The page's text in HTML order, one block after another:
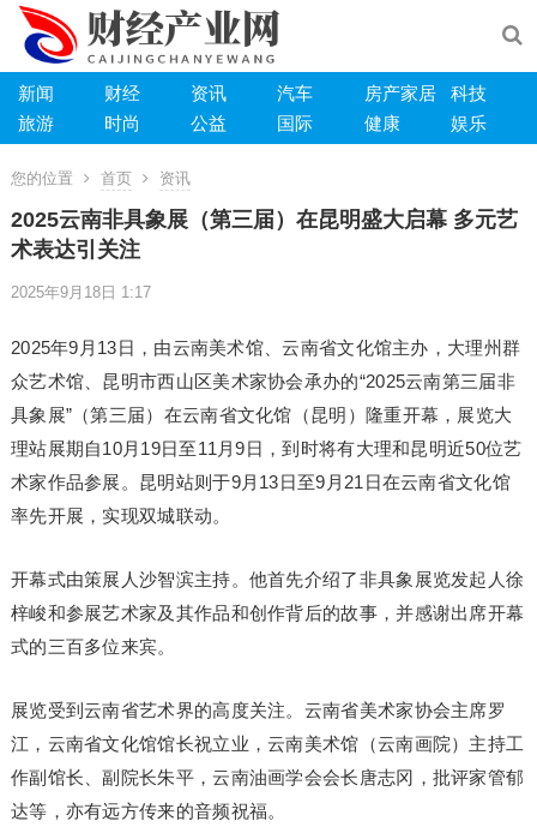
新闻 财经 资讯 汽车 房产家居
科技
旅游
时尚 公益 国际 健康 娱乐
您的位置 首页 资讯
2025云南非具象展（第三届）在昆明盛大启幕 多元艺
术表达引关注
2025年9月18日 1:17
2025年9月13日，由云南美术馆、云南省文化馆主办，大理州群
众艺术馆、昆明市西山区美术家协会承办的“2025云南第三届非
具象展”（第三届）在云南省文化馆（昆明）隆重开幕，展览大
理站展期自10月19日至11月9日，到时将有大理和昆明近50位艺
术家作品参展。昆明站则于9月13日至9月21日在云南省文化馆
率先开展，实现双城联动。
开幕式由策展人沙智滨主持。他首先介绍了非具象展览发起人徐
梓峻和参展艺术家及其作品和创作背后的故事，并感谢出席开幕
式的三百多位来宾。
展览受到云南省艺术界的高度关注。云南省美术家协会主席罗
江，云南省文化馆馆长祝立业，云南美术馆（云南画院）主持工
作副馆长、副院长朱平，云南油画学会会长唐志冈，批评家管郁
达等，亦有远方传来的音频祝福。